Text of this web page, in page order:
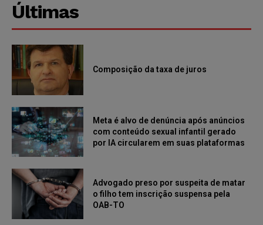
Últimas
Composição da taxa de juros
Meta é alvo de denúncia após anúncios
com conteúdo sexual infantil gerado
por IA circularem em suas plataformas
Advogado preso por suspeita de matar
o filho tem inscrição suspensa pela
OAB-TO